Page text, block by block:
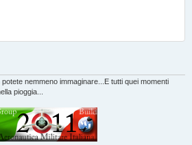
nemmeno immaginare...E tutti quei momenti
pioggia...